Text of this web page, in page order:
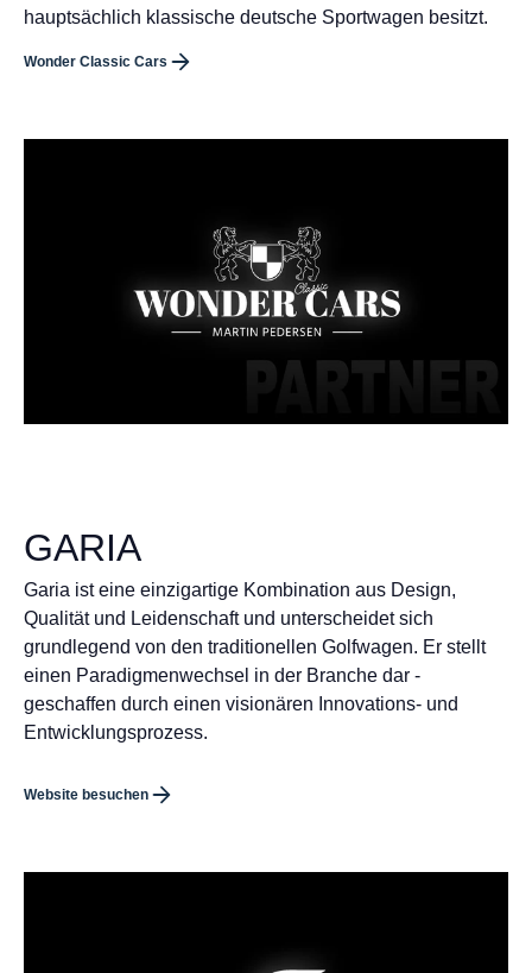
hauptsächlich klassische deutsche Sportwagen besitzt.
Wonder Classic Cars
GARIA
Garia ist eine einzigartige Kombination aus Design,
Qualität und Leidenschaft und unterscheidet sich
grundlegend von den traditionellen Golfwagen. Er stellt
einen Paradigmenwechsel in der Branche dar -
geschaffen durch einen visionären Innovations- und
Entwicklungsprozess.
Website besuchen